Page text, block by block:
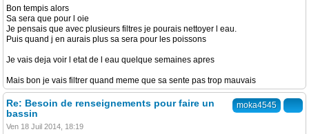
Bon tempis alors
Sa sera que pour l oie
Je pensais que avec plusieurs filtres je pourais nettoyer l eau.
Puis quand j en aurais plus sa sera pour les poissons
Je vais deja voir l etat de l eau quelque semaines apres
Mais bon je vais filtrer quand meme que sa sente pas trop mauvais
moka4545
Re: Besoin de renseignements pour faire un
bassin
Ven 18 Juil 2014, 18:19